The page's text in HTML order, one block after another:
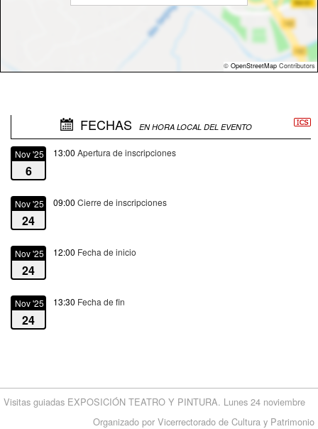
© OpenStreetMap Contributors
FECHAS EN HORA LOCAL DEL EVENTO
Nov '25
6
13:00 Apertura de inscripciones
Nov '25
24
09:00 Cierre de inscripciones
Nov '25
24
12:00 Fecha de inicio
Nov '25
24
13:30 Fecha de fin
Visitas guiadas EXPOSICIÓN TEATRO Y PINTURA. Lunes 24 noviembre
Organizado por Vicerrectorado de Cultura y Patrimonio